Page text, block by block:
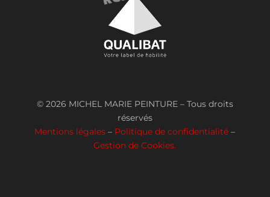
© 2026 MICHEL MARIE PEINTURE – Tous droits
réservés
Mentions légales – Politique de confidentialité –
Gestion de Cookies.